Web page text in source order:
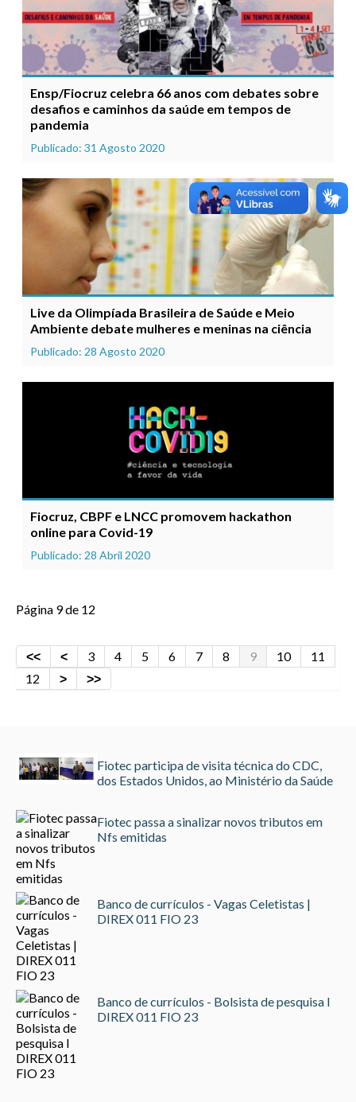
Ensp/Fiocruz celebra 66 anos com debates sobre
desafios e caminhos da saúde em tempos de
pandemia
Publicado: 31 Agosto 2020
Live da Olimpíada Brasileira de Saúde e Meio
Ambiente debate mulheres e meninas na ciência
Publicado: 28 Agosto 2020
Fiocruz, CBPF e LNCC promovem hackathon
online para Covid-19
Publicado: 28 Abril 2020
Página 9 de 12
3 4 5 6 7 8 9 10
11
12
Fiotec participa de visita técnica do CDC,
dos Estados Unidos, ao Ministério da Saúde
Fiotec passa a sinalizar novos tributos em
Nfs emitidas
Banco de currículos - Vagas Celetistas |
DIREX 011 FIO 23
Banco de currículos - Bolsista de pesquisa I
DIREX 011 FIO 23